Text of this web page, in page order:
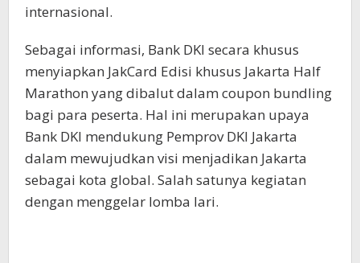
internasional.
Sebagai informasi, Bank DKI secara khusus
menyiapkan JakCard Edisi khusus Jakarta Half
Marathon yang dibalut dalam coupon bundling
bagi para peserta. Hal ini merupakan upaya
Bank DKI mendukung Pemprov DKI Jakarta
dalam mewujudkan visi menjadikan Jakarta
sebagai kota global. Salah satunya kegiatan
dengan menggelar lomba lari.